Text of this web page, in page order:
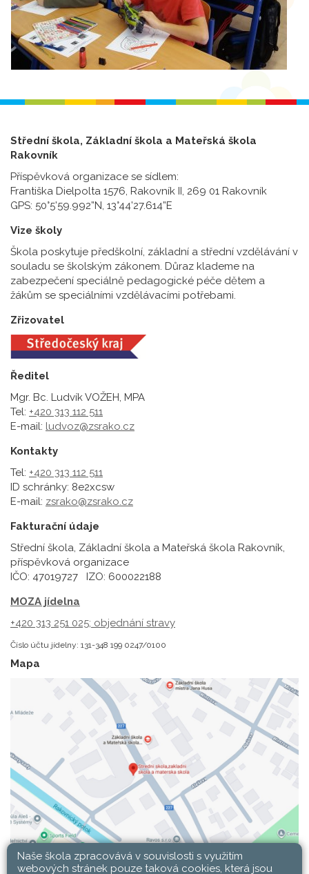
Střední škola, Základní škola a Mateřská škola
Rakovník
Příspěvková organizace se sídlem:
Františka Dielpolta 1576, Rakovník II, 269 01 Rakovník
GPS: 50°5’59.992”N, 13°44’27.614”E
Vize školy
Škola poskytuje předškolní, základní a střední vzdělávání v
souladu se školským zákonem. Důraz klademe na
zabezpečení speciálně pedagogické péče dětem a
žákům se speciálními vzdělávacími potřebami.
Zřizovatel
Ředitel
Mgr. Bc. Ludvík VOŽEH, MPA
Tel: +420 313 112 511
E-mail: ludvoz@zsrako.cz
Kontakty
Tel: +420 313 112 511
ID schránky: 8e2xcsw
E-mail: zsrako@zsrako.cz
Fakturační údaje
Střední škola, Základní škola a Mateřská škola Rakovník,
příspěvková organizace
IČO: 47019727 IZO: 600022188
MOZA jídelna
+420 313 251 025; objednání stravy
Číslo účtu jídelny: 131-348 199 0247/0100
Mapa
Naše škola zpracovává v souvislosti s využitím
webových stránek pouze taková cookies, která jsou